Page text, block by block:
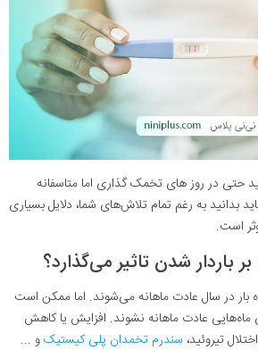
حتی در روز های تخمک گذاری اما متاسفانه
بدانید به رغم تمام تلاش‌های شما، دلایل بسیاری
است.
باردار شدن تاثیر می‌گذارد؟
بار در سال عادت ماهانه می‌شوند. اما ممکن است
ماه‌هایی عادت ماهانه نشوند. افزایش یا کاهش
تیروئید، سندرم تخمدان پلی کیستیکو ...